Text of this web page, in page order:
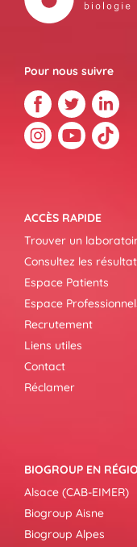
Pour nous suivre
ACCÈS RAPIDE
Trouver un
Consultez les
Espace Patients
Espace
Recrutement
Liens utiles
Contact
Réclamer
BIOGROUP EN
Alsace (CAB-EIMER)
Biogroup Aisne
Biogroup Alpes